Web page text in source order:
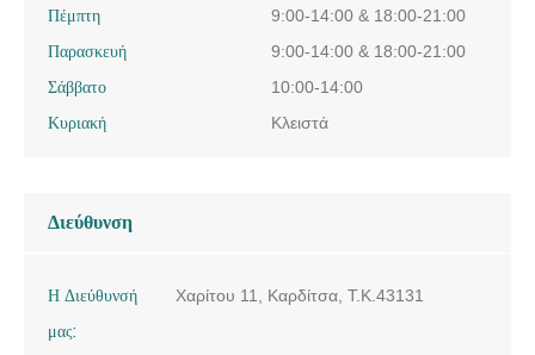
Πέμπτη
9:00-14:00 & 18:00-21:00
Παρασκευή
9:00-14:00 & 18:00-21:00
Σάββατο
10:00-14:00
Κυριακή
Κλειστά
Διεύθυνση
Η Διεύθυνσή
μας:
Χαρίτου 11, Καρδίτσα, Τ.Κ.43131